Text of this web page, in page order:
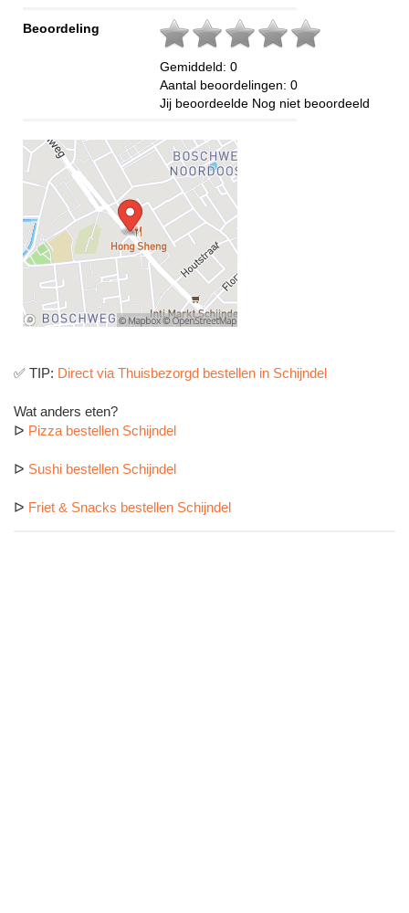
Beoordeling
Gemiddeld: 0
Aantal beoordelingen: 0
Jij beoordeelde Nog niet beoordeeld
✅ TIP: Direct via Thuisbezorgd bestellen in Schijndel
Wat anders eten?
ᐅ Pizza bestellen Schijndel
ᐅ Sushi bestellen Schijndel
ᐅ Friet & Snacks bestellen Schijndel